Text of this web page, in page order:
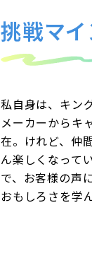
挑戦マ
私自身は、キン
メーカーからキ
在。けれど、仲
ん楽しくなって
で、お客様の声
おもしろさを学